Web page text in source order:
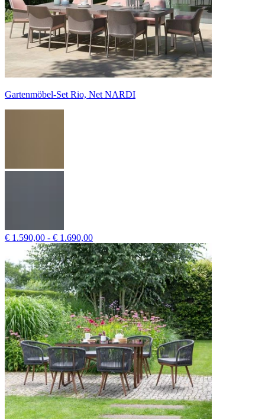
Gartenmöbel-Set Rio, Net NARDI
€ 1.590,00 - € 1.690,00